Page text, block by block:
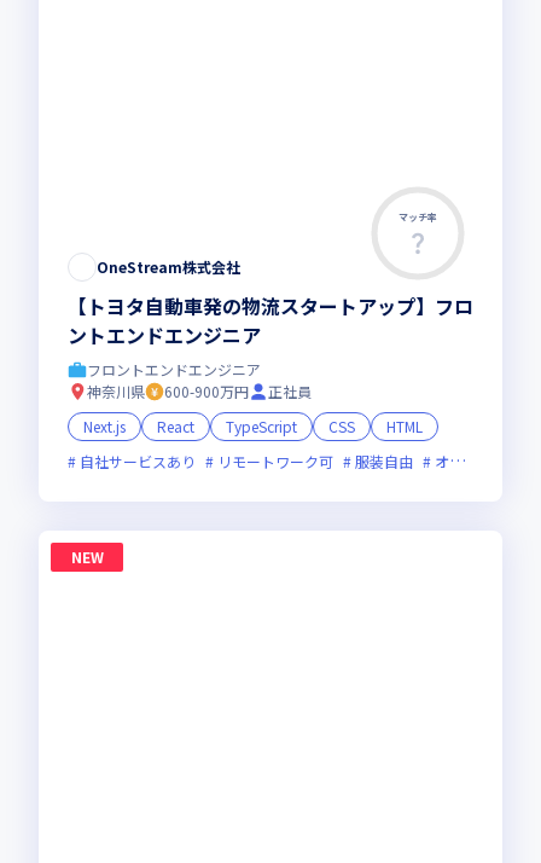
マッチ率
OneStream株式会社
【トヨタ自動車発の物流スタートアップ】フロ
ントエンドエンジニア
フロントエンドエンジニア
神奈川県
600-900万円
正社員
Next.js
React TypeScript CSS
HTML
自社サービスあり
リモートワーク可 服装自由 オンライン選考可
NEW